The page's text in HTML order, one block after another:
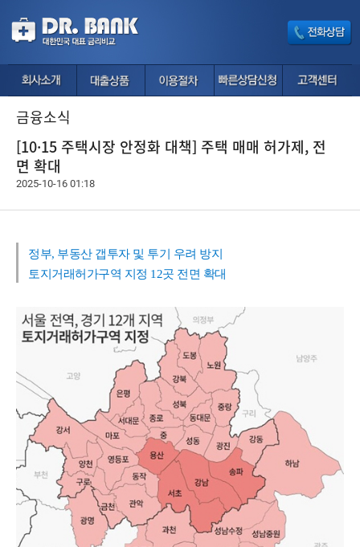
금융소식
[10·15 주택시장 안정화 대책] 주택 매매 허가제, 전
면 확대
2025-10-16 01:18
정부, 부동산 갭투자 및 투기 우려 방지
토지거래허가구역 지정 12곳 전면 확대